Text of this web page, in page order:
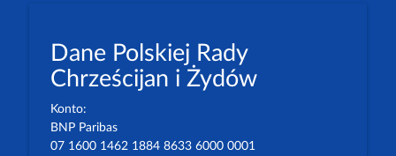
Dane Polskiej Rady
Chrześcijan i Żydów
Konto:
BNP Paribas
07 1600 1462 1884 8633 6000 0001